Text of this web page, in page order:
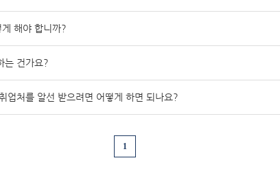
해야 합니까?
는 건가요?
업처를 알선 받으려면 어떻게 하면 되나요?
1